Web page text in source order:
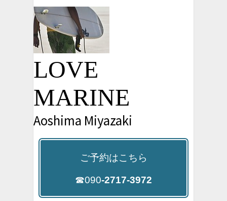
LOVE
MARINE
Aoshima Miyazaki
ご予約はこちら
☎090-2717-3972